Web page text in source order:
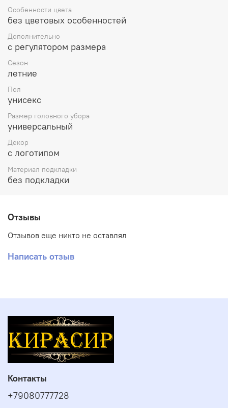
Надежная и быстрая доставка во все регионы России,
так же возможен самовывоз из нашего магазина
«Особый Случай» в городе Челябинске.
Особенности цвета
без цветовых особенностей
Дополнительно
с регулятором размера
Сезон
летние
Пол
унисекс
Размер головного убора
универсальный
Декор
с логотипом
Материал подкладки
без подкладки
Отзывы
Отзывов еще никто не оставлял
Написать отзыв
Контакты
+79080777728